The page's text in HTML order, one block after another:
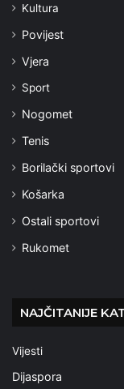
Kultura
Povijest
Vjera
Sport
Nogomet
Tenis
Borilački sportovi
Košarka
Ostali sportovi
Rukomet
NAJČITANIJE
Vijesti
Dijaspora